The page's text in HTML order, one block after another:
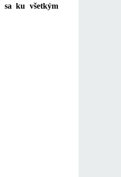
sa ku všetkým